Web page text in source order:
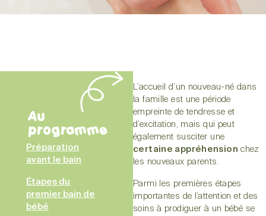
Au
programme
Préparation
avant le bain
Étapes du
premier bain de
bébé
L’accueil d’un nouveau-né dans
la famille est une période
empreinte de tendresse et
d’excitation, mais qui peut
également susciter une
certaine appréhension chez
les nouveaux parents.
Parmi les premières étapes
importantes de l’attention et des
soins à prodiguer à un bébé se